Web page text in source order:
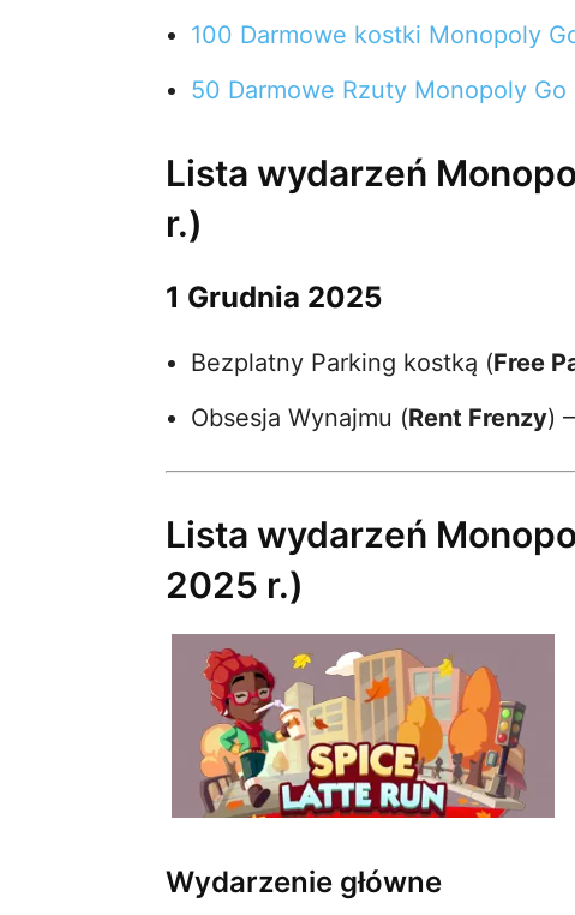
100 Darmowe kostki Monopoly
50 Darmowe Rzuty Monopoly Go
Lista wydarzeń
r.)
1 Grudnia 2025
Bezplatny Parking kostką (Free
Obsesja Wynajmu (Rent Frenzy)
Lista wydarzeń
2025 r.)
Wydarzenie główne